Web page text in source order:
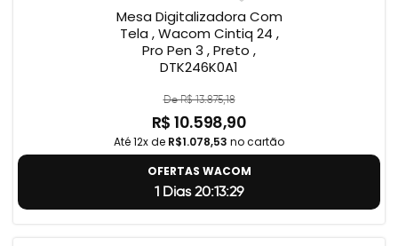
Mesa Digitalizadora Com
Tela , Wacom Cintiq 24 ,
Pro Pen 3 , Preto ,
DTK246K0A1
De R$ 13.875,18
R$ 10.598,90
Até 12x de R$1.078,53 no cartão
OFERTAS WACOM
1 Dias 20:13:28